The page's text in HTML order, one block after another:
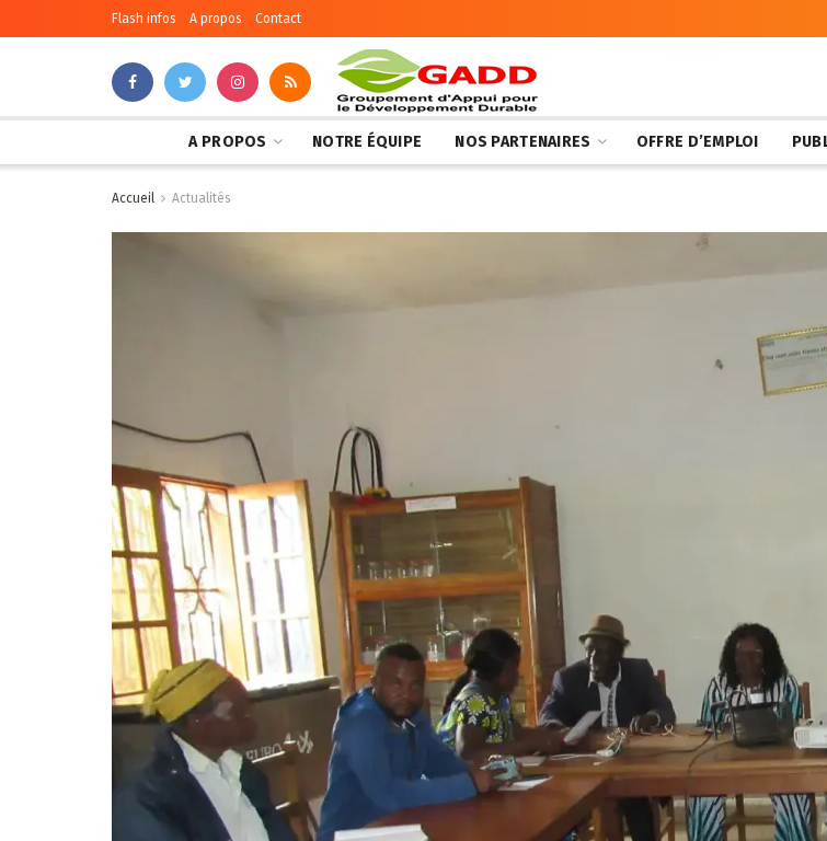
Flash infos A propos Contact
A PROPOS NOTRE ÉQUIPE NOS PARTENAIRES OFFRE D’EMPLOI
Accueil Actualités